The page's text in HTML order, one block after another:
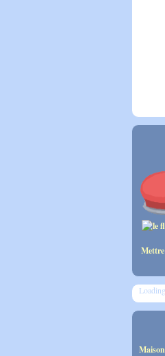
Loading
Maison